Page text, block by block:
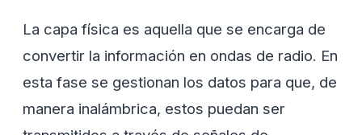
La capa física es aquella que se encarga de
convertir la información en ondas de radio. En
esta fase se gestionan los datos para que, de
manera inalámbrica, estos puedan ser